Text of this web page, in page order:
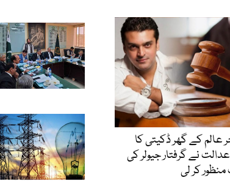
عالم کے گھر ڈکیتی کا
نے گرفتار جیولر کی
کر لی